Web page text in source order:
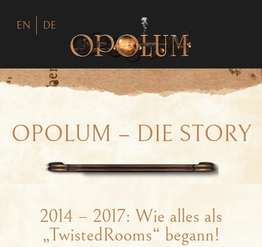
EN DE
OPOLUM – DIE STORY
2014 – 2017: Wie alles als
„TwistedRooms“ begann!